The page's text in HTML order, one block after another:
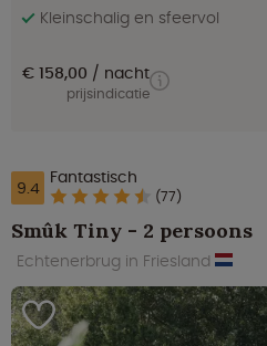
Kleinschalig en sfeervol
€ 158,00 nacht
prijsindicatie
9.4 Fantastisch
(77)
Smûk Tiny - 2 persoons
Echtenerbrug in Friesland